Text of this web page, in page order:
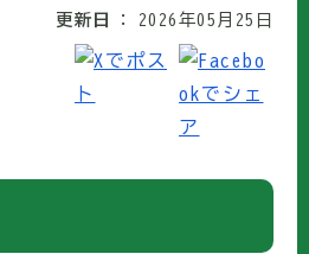
更新日
2026年05月25日